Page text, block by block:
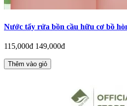
Nước tẩy rửa bồn cầu hữu cơ bồ
115,000đ 149,000đ
Thêm vào giỏ